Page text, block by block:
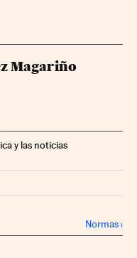
Magariño
y las noticias
Normas›